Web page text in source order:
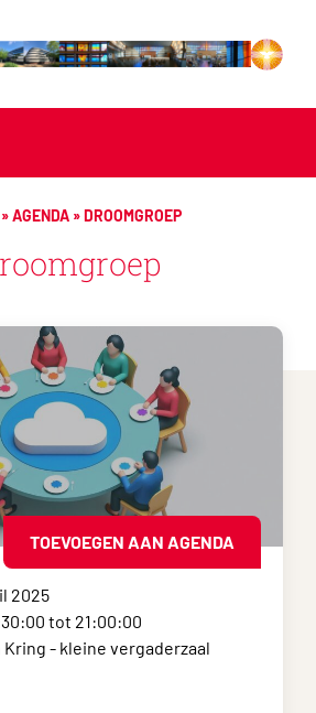
AGENDA»DROOMGROEP
TOEVOEGEN AAN AGENDA
2025
tot 21:00:00
Kring - kleine vergaderzaal